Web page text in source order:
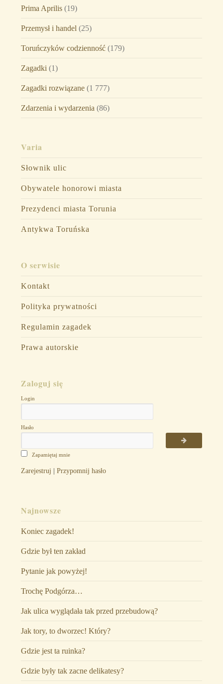
Prima Aprilis(19)
Przemysł i handel (25)
Toruńczyków codzienność(179)
Zagadki (1)
Zagadki rozwiązane(1 777)
Zdarzenia i wydarzenia (86)
Varia
Słownik ulic
Obywatele honorowi miasta
Prezydenci miasta Torunia
Antykwa Toruńska
O serwisie
Kontakt
Polityka prywatności
Regulamin zagadek
Prawa autorskie
Zaloguj się
Login
Hasło
Zapamiętaj mnie
Zarejestruj | Przypomnij hasło
Najnowsze
Koniec zagadek!
Gdzie był ten zakład
Pytanie jak powyżej!
Trochę Podgórza…
Jak ulica wyglądała tak przed przebudową?
Jak tory, to dworzec! Który?
Gdzie jest ta ruinka?
Gdzie były tak zacne delikatesy?